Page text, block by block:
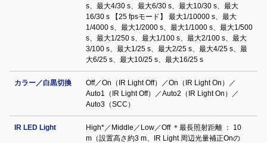
s、最大4/30 s、最大6/30 s、最大10/30 s、最大
16/30 s 【25 fpsモード】 最大1/10000 s、最大
1/4000 s、最大1/2000 s、最大1/1000 s、最大1/500
s、最大1/250 s、最大1/100 s、最大2/100 s、最大
3/100 s、最大1/25 s、最大2/25 s、最大4/25 s、最
大6/25 s、最大10/25 s、最大16/25 s
カラー／白黒切換
Off／On（IR Light Off）／On（IR Light On）／
Auto1（IR Light Off）／Auto2（IR Light On）／
Auto3（SCC）
IR LED Light
High*／Middle／Low／Off ＊最長照射距離 ： 10
m（設置高さ約3 m、IR Light 周辺光量補正Onの